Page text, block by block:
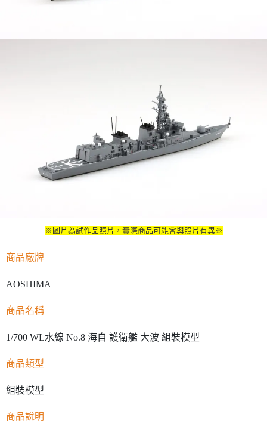
※圖片為試作品照片，實際商品可能會與照片有異※
商品廠牌
AOSHIMA
商品名稱
1/700 WL水線 No.8 海自 護衛艦 大波 組裝模型
商品類型
組裝模型
商品說明